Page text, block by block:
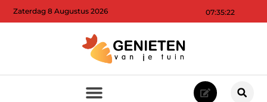
07:35:23
Zaterdag 8 Augustus 2026